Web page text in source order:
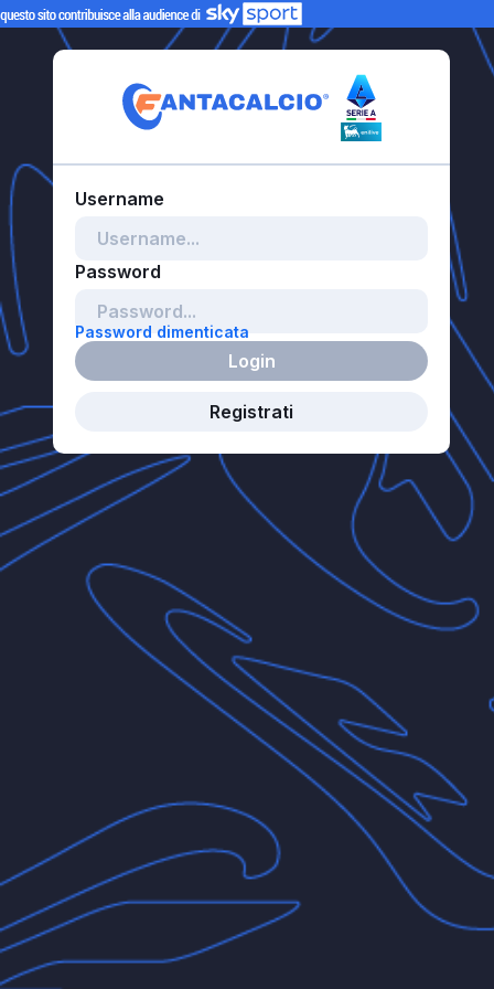
Password dimenticata
Login
Registrati